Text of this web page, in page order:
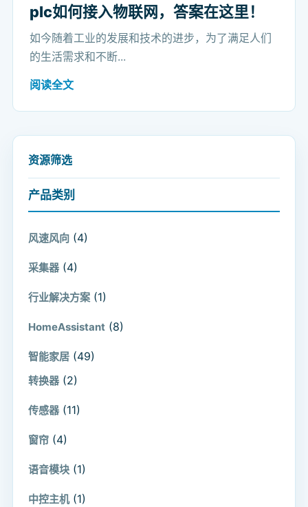
plc如何接入物联网，答案在这里！
如今随着工业的发展和技术的进步，为了满足人们
的生活需求和不断...
阅读全文
资源筛选
产品类别
风速风向 (4)
采集器 (4)
行业解决方案 (1)
HomeAssistant (8)
智能家居 (49)
转换器 (2)
传感器 (11)
窗帘 (4)
语音模块 (1)
中控主机 (1)